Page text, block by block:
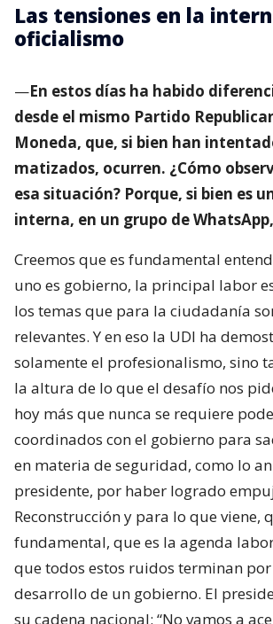
Las tensiones en la
oficialismo
—En estos días ha habido
desde el mismo Partido
Moneda, que, si bien han
matizados, ocurren. ¿Cómo
esa situación? Porque, si bien es
interna, en un grupo de
Creemos que es fundamental
uno es gobierno, la principal labor
los temas que para la ciudadanía
relevantes. Y en eso la UDI ha
solamente el profesionalismo, sino
la altura de lo que el desafío nos
hoy más que nunca se requiere
coordinados con el gobierno para
en materia de seguridad, como lo
presidente, por haber logrado
Reconstrucción y para lo que viene,
fundamental, que es la agenda
que todos estos ruidos terminan
desarrollo de un gobierno. El
su cadena nacional: “No vamos a